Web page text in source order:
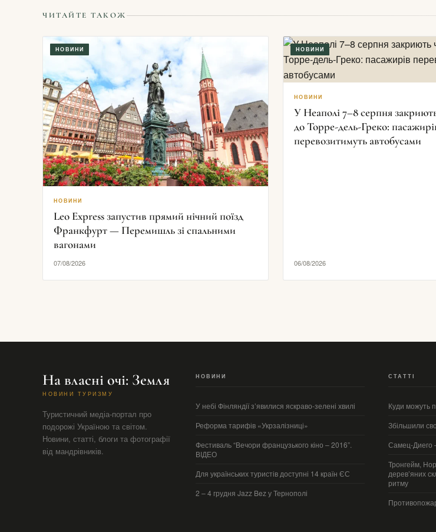
ЧИТАЙТЕ ТАКОЖ
НОВИНИ
НОВИНИ
Leo Express запустив прямий нічний поїзд
Франкфурт — Перемишль зі спальними
вагонами
07/08/2026
НОВИНИ
НОВИНИ
У Неаполі 7–8 серпня закриють
до Торре-дель-Греко:
перевозитимуть автобусами
06/08/2026
На власні очі: Земля
НОВИНИ ТУРИЗМУ
Туристичний медіа-портал про
подорожі Україною та світом.
Новини, статті, блоги та фотографії
від мандрівників.
НОВИНИ
У небі Фінляндії з’явилися яскраво-зелені хвилі
Реформа тарифів «Укрзалізниці»
Фестиваль “Вечори французького кіно – 2016”.
ВІДЕО
Для українських туристів доступні 14 країн ЄС
2 – 4 грудня Jazz Bez у Тернополі
СТАТТІ
Куди можуть
Збільшили
Самец-Диего
Тронгейм,
дерев’яних
ритму